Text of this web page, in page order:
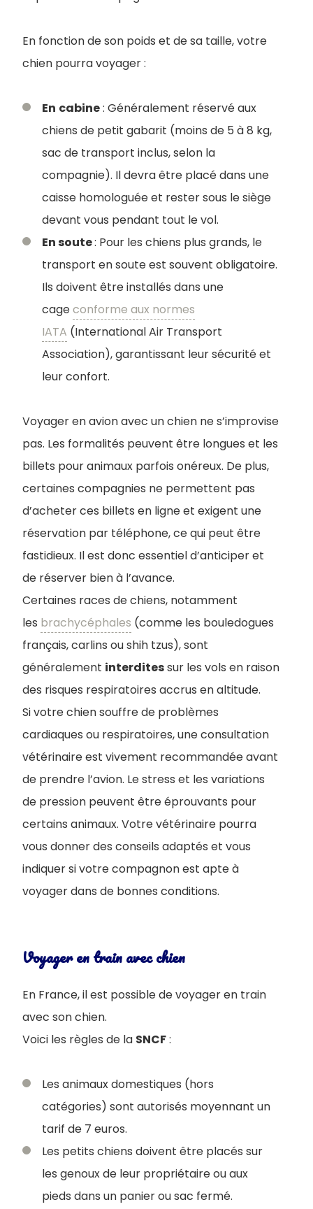
En fonction de son poids et de sa taille, votre
chien pourra voyager :
En cabine: Généralement réservé aux
chiens de petit gabarit (moins de 5 à 8 kg,
sac de transport inclus, selon la
compagnie). Il devra être placé dans une
caisse homologuée et rester sous le siège
devant vous pendant tout le vol.
En soute: Pour les chiens plus grands, le
transport en soute est souvent obligatoire.
Ils doivent être installés dans une
cageconforme aux normes
IATA (International Air Transport
Association), garantissant leur sécurité et
leur confort.
Voyager en avion avec un chien ne s’improvise
pas. Les formalités peuvent être longues et les
billets pour animaux parfois onéreux. De plus,
certaines compagnies ne permettent pas
d’acheter ces billets en ligne et exigent une
réservation par téléphone, ce qui peut être
fastidieux. Il est donc essentiel d’anticiper et
de réserver bien à l’avance.
Certaines races de chiens, notamment
les brachycéphales (comme les bouledogues
français, carlins ou shih tzus), sont
généralement interditessur les vols en raison
des risques respiratoires accrus en altitude.
Si votre chien souffre de problèmes
cardiaques ou respiratoires, une consultation
vétérinaire est vivement recommandée avant
de prendre l’avion. Le stress et les variations
de pression peuvent être éprouvants pour
certains animaux. Votre vétérinaire pourra
vous donner des conseils adaptés et vous
indiquer si votre compagnon est apte à
voyager dans de bonnes conditions.
Voyager en train avec chien
En France, il est possible de voyager en train
avec son chien.
Voici les règles de la SNCF:
Les animaux domestiques (hors
catégories) sont autorisés moyennant un
tarif de 7 euros.
Les petits chiens doivent être placés sur
les genoux de leur propriétaire ou aux
pieds dans un panier ou sac fermé.